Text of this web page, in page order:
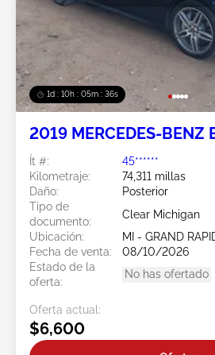
1d : 10h : 05m : 34s
2019 MERCEDES-BENZ
Ít #:
45******
Kilometraje:
74,311 millas
Daño:
Posterior
Tipo de
documento:
Clear Michigan
Ubicación:
MI - GRAND
Fecha de venta:
08/10/2026
Estado de la
oferta:
No has ofertado
Oferta actual:
$6,600